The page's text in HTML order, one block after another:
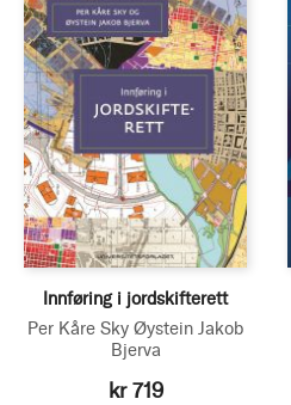
Innføring i jordskifterett
Per Kåre Sky Øystein Jakob
Bjerva
kr 719